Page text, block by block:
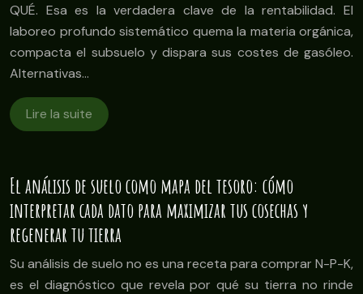
QUÉ. Esa es la verdadera clave de la rentabilidad. El
laboreo profundo sistemático quema la materia orgánica,
compacta el subsuelo y dispara sus costes de gasóleo.
Alternativas…
Lire la suite
El análisis de suelo como mapa del tesoro: cómo
interpretar cada dato para maximizar tus cosechas y
regenerar tu tierra
Su análisis de suelo no es una receta para comprar N-P-K,
es el diagnóstico que revela por qué su tierra no rinde